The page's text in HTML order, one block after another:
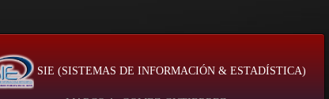
SIE (SISTEMAS DE INFORMACIÓN & ESTADÍSTICA)